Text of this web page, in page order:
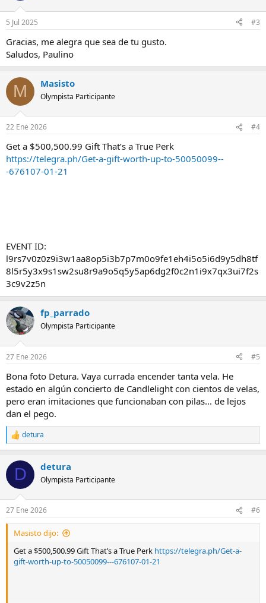
5 Jul 2025 #3
Gracias, me alegra que sea de tu gusto.
Saludos, Paulino
M Masisto
Olympista Participante
22 Ene 2026 #4
Get a $500,500.99 Gift That’s a True Perk
https://telegra.ph/Get-a-gift-worth-up-to-50050099--
-676107-01-21
EVENT ID:
l9rs7v0z0z9i3w1aa8op5i3b7p7m0o9fe1eh4i5o5i6d9y5dh8tf
8l5r5y3x9s1sw2su8r9a9o5q5y5ap6dg2f0c2n1i9x7qx3ui7f2s
3c9v2z5n
fp_parrado
Olympista Participante
27 Ene 2026 #5
Bona foto Detura. Vaya currada encender tanta vela. He
estado en algún concierto de Candlelight con cientos de velas,
pero eran imitaciones que funcionaban con pilas... de lejos
dan el pego.
R
e
c
i
e
s
detura
D detura
Olympista Participante
27 Ene 2026 #6
Masisto dijo:
Get a $500,500.99 Gift That’s a True Perk https://telegra.ph/Get-a-
gift-worth-up-to-50050099---676107-01-21